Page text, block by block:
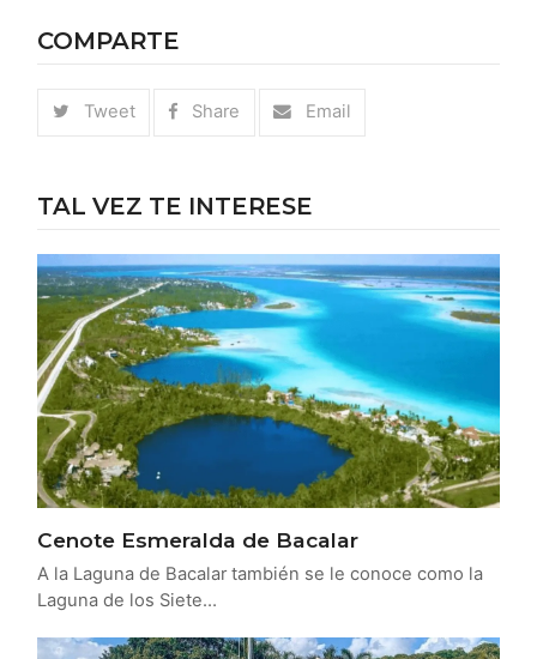
COMPARTE
Tweet Share Email
TAL VEZ TE INTERESE
Cenote Esmeralda de Bacalar
A la Laguna de Bacalar también se le conoce como la
Laguna de los Siete…